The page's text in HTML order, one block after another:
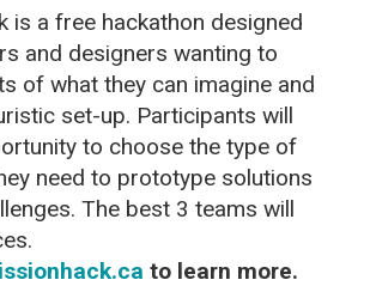
is a free hackathon designed
and designers wanting to
of what they can imagine and
set-up. Participants will
to choose the type of
need to prototype solutions
The best 3 teams will
to learn more.